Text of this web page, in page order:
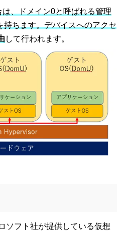
は、ドメイン0と呼ばれる管理
持ちます。デバイスへのアクセ
して行われます。
ソフト社が提供している仮想